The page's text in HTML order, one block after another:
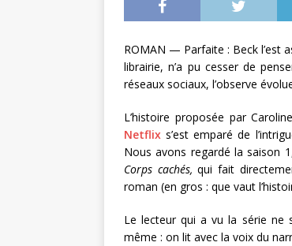
ROMAN — Parfaite : Beck l’est
librairie, n’a pu cesser de
réseaux sociaux, l’observe
L’histoire proposée par
Netflix s’est emparé de
Nous avons regardé la saison
Corps cachés, qui fait
roman (en gros : que vaut
Le lecteur qui a vu la série ne
même : on lit avec la voix du